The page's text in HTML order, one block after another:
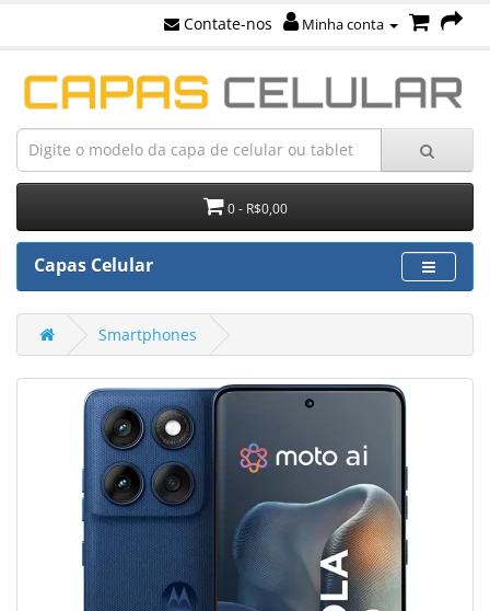
Contate-nos Minha conta
0 - R$0,00
Capas Celular
Smartphones